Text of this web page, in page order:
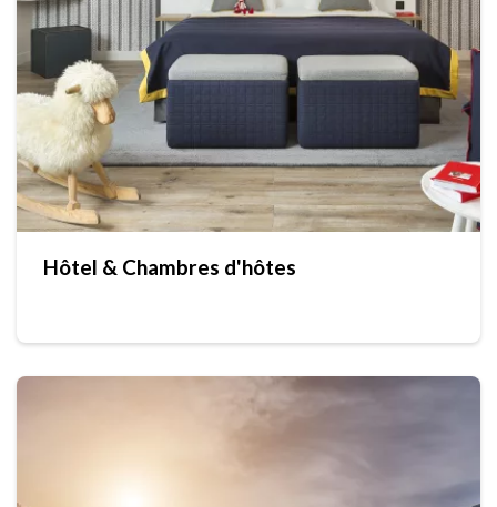
Hôtel & Chambres d'hôtes